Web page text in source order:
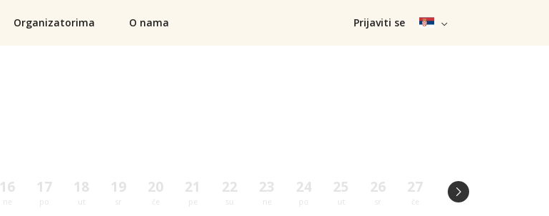
Organizatorima O nama Prijaviti se
16
ne
17
po
18
ut
19
sr
20
če
21
pe
22
su
23
ne
24
po
25
ut
26
sr
27
če
28
pe